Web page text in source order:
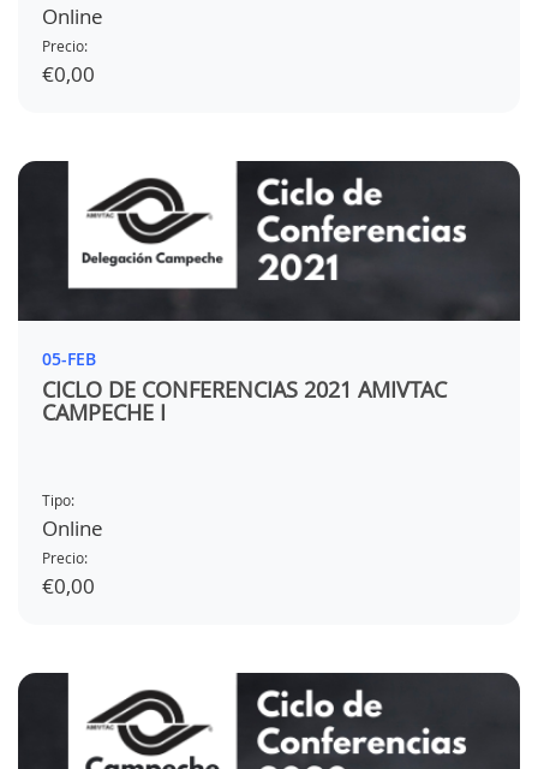
Online
Precio:
€0,00
05-FEB
CICLO DE CONFERENCIAS 2021 AMIVTAC
CAMPECHE I
Tipo:
Online
Precio:
€0,00